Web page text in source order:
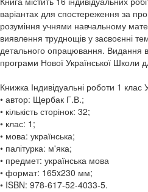
варіантах для спостереження за
розуміння учнями навчальному
виявлення труднощів у засвоєнні
детального опрацювання. Видання
програми Нової Української Школи
Книжка Індивідуальні роботи 1 клас
• автор: Щербак Г.В.;
• кількість сторінок: 32;
• клас: 1;
• мова: українська;
• палітурка: м'яка;
• предмет: українська мова
• формат: 165x230 мм;
• ISBN: 978-617-52-4033-5.